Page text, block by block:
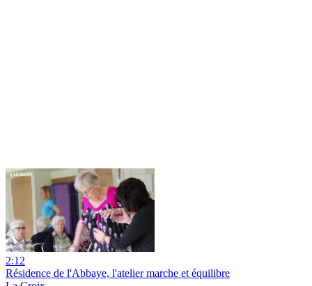
2:12
Résidence de l'Abbaye, l'atelier marche et équilibre